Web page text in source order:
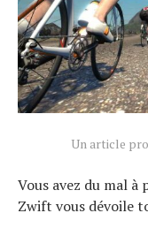
Un article
Vous avez du mal à
Zwift vous dévoile